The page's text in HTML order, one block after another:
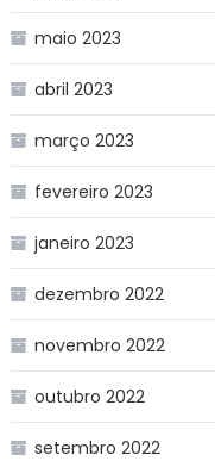
maio 2023
abril 2023
março 2023
fevereiro 2023
janeiro 2023
dezembro 2022
novembro 2022
outubro 2022
setembro 2022